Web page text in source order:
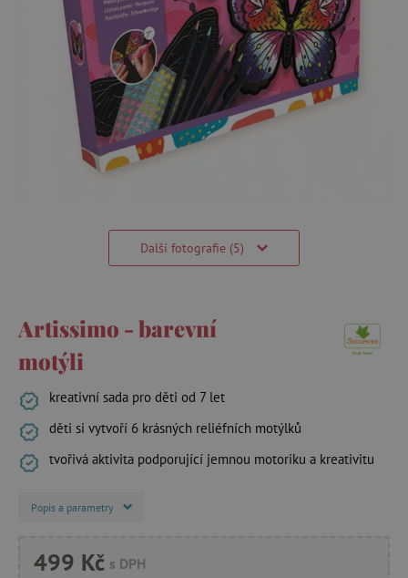
Další fotografie (5)
Artissimo - barevní
motýli
kreativní sada pro děti od 7 let
děti si vytvoří 6 krásných reliéfních motýlků
tvořivá aktivita podporující jemnou motoriku a kreativitu
Popis a parametry
499 Kč s DPH